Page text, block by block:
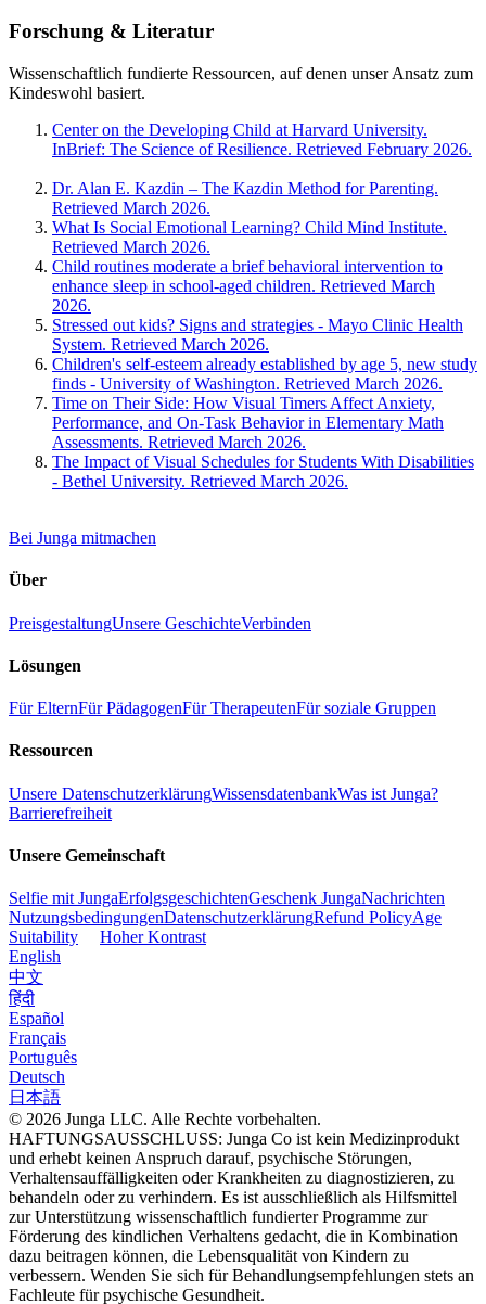
Forschung & Literatur
Wissenschaftlich fundierte Ressourcen, auf denen unser Ansatz zum
Kindeswohl basiert.
Center on the Developing Child at Harvard University.
InBrief: The Science of Resilience. Retrieved February 2026.
Dr. Alan E. Kazdin – The Kazdin Method for Parenting.
Retrieved March 2026.
What Is Social Emotional Learning? Child Mind Institute.
Retrieved March 2026.
Child routines moderate a brief behavioral intervention to
enhance sleep in school-aged children. Retrieved March
2026.
Stressed out kids? Signs and strategies - Mayo Clinic Health
System. Retrieved March 2026.
Children's self-esteem already established by age 5, new study
finds - University of Washington. Retrieved March 2026.
Time on Their Side: How Visual Timers Affect Anxiety,
Performance, and On-Task Behavior in Elementary Math
Assessments. Retrieved March 2026.
The Impact of Visual Schedules for Students With Disabilities
- Bethel University. Retrieved March 2026.
Bei Junga mitmachen
Über
PreisgestaltungUnsere GeschichteVerbinden
Lösungen
Für ElternFür PädagogenFür TherapeutenFür soziale Gruppen
Ressourcen
Unsere DatenschutzerklärungWissensdatenbankWas ist Junga?
Barrierefreiheit
Unsere Gemeinschaft
Selfie mit JungaErfolgsgeschichtenGeschenk JungaNachrichten
NutzungsbedingungenDatenschutzerklärungRefund PolicyAge
Suitability
Hoher Kontrast
English
中文
हिंदी
Español
Français
Português
Deutsch
日本語
© 2026 Junga LLC. Alle Rechte vorbehalten.
HAFTUNGSAUSSCHLUSS: Junga Co ist kein Medizinprodukt
und erhebt keinen Anspruch darauf, psychische Störungen,
Verhaltensauffälligkeiten oder Krankheiten zu diagnostizieren, zu
behandeln oder zu verhindern. Es ist ausschließlich als Hilfsmittel
zur Unterstützung wissenschaftlich fundierter Programme zur
Förderung des kindlichen Verhaltens gedacht, die in Kombination
dazu beitragen können, die Lebensqualität von Kindern zu
verbessern. Wenden Sie sich für Behandlungsempfehlungen stets an
Fachleute für psychische Gesundheit.